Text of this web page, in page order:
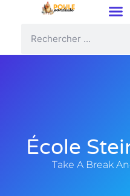
École
Take A Break